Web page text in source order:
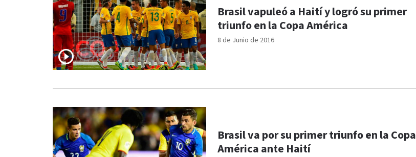
8 de Junio de 2016
Brasil vapuleó a Haití y logró su primer
triunfo en la Copa América
Brasil va por su primer triunfo en la Copa
América ante Haití